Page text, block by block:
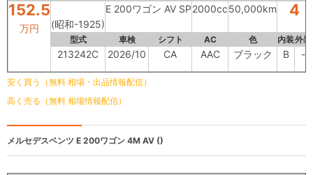
152.5
万円 (昭和-1925)
E 200ワゴン AV SP2000cc50,000km 4
型式 車検 シフト AC 色 内装外装
213242C 2026/10 CA AAC ブラック B -
安く買う（無料 相場・出品情報配信）
高く売る（無料 相場情報配信）
メルセデスベンツ E 200ワゴン 4M AV ()